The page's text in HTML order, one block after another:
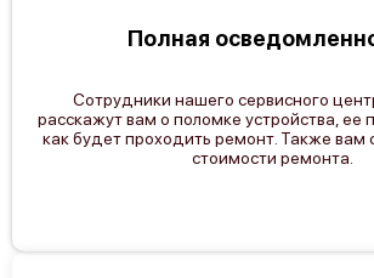
Полная
Сотрудники нашего сервисного
расскажут вам о поломке устройства, ее
как будет проходить ремонт. Также вам
стоимости ремонта.